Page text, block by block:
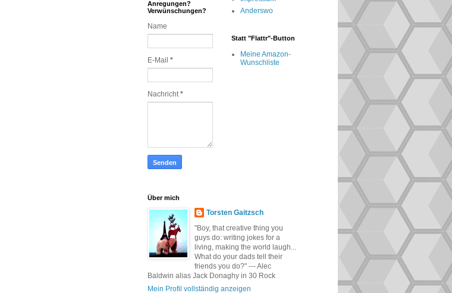
Anregungen?
Verwünschungen?
Name
E-Mail *
Nachricht*
Anderswo
Statt "Flattr"-Button
Meine Amazon-
Wunschliste
Über mich
Torsten Gaitzsch
"Boy, that creative thing you
guys do: writing jokes for a
living, making the world laugh...
What do your dads tell their
friends you do?" --- Alec
Baldwin alias Jack Donaghy in 30 Rock
Mein Profil vollständig anzeigen